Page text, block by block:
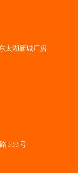
太湖新城厂房
533号